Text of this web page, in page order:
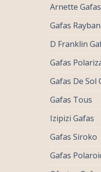
Arnette Gafas
Gafas
D Franklin
Gafas
Gafas De
Gafas Tous
Izipizi Gafas
Gafas Siroko
Gafas